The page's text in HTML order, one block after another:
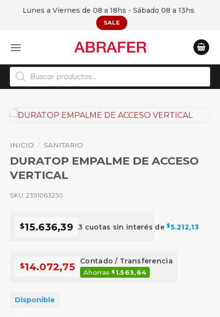
Lunes a Viernes de 08 a 18hs - Sábado 08 a 13hs
SALE
Búsqueda
de
productos
INICIO / SANITARIO
DURATOP EMPALME DE ACCESO
VERTICAL
$15.636,39 3 cuotas sin interés de$5.212,13
$14.072,75
Contado / Transferencia
Ahorras$1.563,64
Disponible
SKU: 2391063250